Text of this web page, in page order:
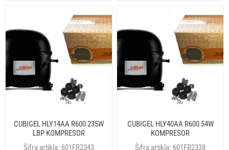
CUBIGEL HLY14AA R600 235W
LBP KOMPRESOR
Šifra artikla: 601FR2343
CUBIGEL HLY40AA R600 54W
KOMPRESOR
Šifra artikla: 601FR2338